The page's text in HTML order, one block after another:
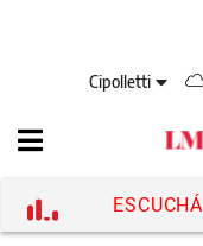
Cipolletti
ESCUCHÁ